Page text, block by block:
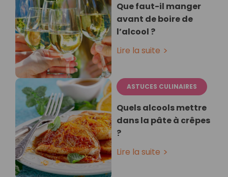
Que faut-il manger
avant de boire de
l’alcool ?
Lire la suite
ASTUCES CULINAIRES
Quels alcools mettre
dans la pâte à crêpes
?
Lire la suite